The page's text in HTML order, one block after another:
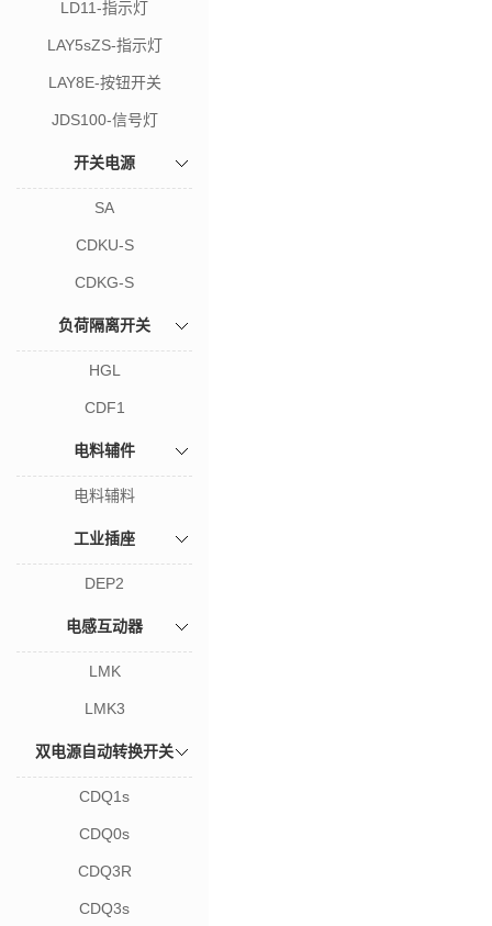
LD11-指示灯
LAY5sZS-指示灯
LAY8E-按钮开关
JDS100-信号灯
开关电源
SA
CDKU-S
CDKG-S
负荷隔离开关
HGL
CDF1
电料辅件
电料辅料
工业插座
DEP2
电感互动器
LMK
LMK3
双电源自动转换开关
CDQ1s
CDQ0s
CDQ3R
CDQ3s